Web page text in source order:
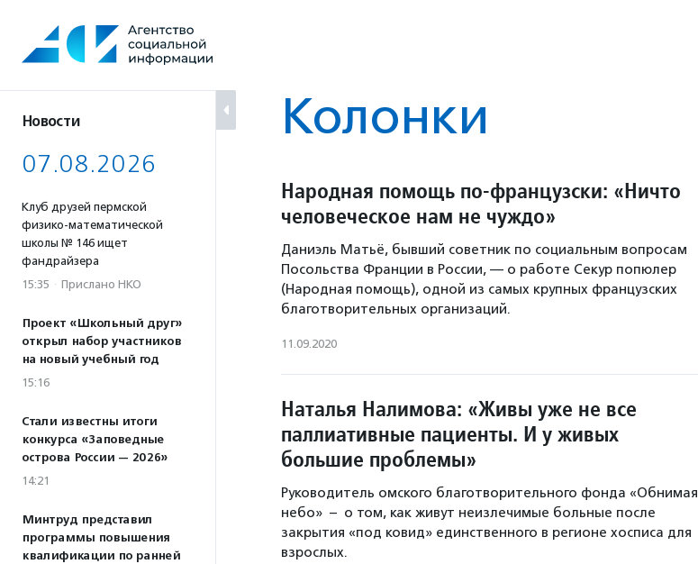
содержанию
Новости
07.08.2026
Клуб друзей пермской
физико-математической
школы № 146 ищет
фандрайзера
15:35 · Прислано НКО
Проект «Школьный друг»
открыл набор участников
на новый учебный год
15:16
Стали известны итоги
конкурса «Заповедные
острова России — 2026»
14:21
Минтруд представил
программы повышения
квалификации по ранней
Колонки
Народная помощь по-французски: «Ничто
человеческое нам не чуждо»
Даниэль Матьё, бывший советник по социальным вопросам
Посольства Франции в России, — о работе Секур попюлер
(Народная помощь), одной из самых крупных французских
благотворительных организаций.
11.09.2020
Наталья Налимова: «Живы уже не все
паллиативные пациенты. И у живых
большие проблемы»
Руководитель омского благотворительного фонда «Обнимая
небо» – о том, как живут неизлечимые больные после
закрытия «под ковид» единственного в регионе хосписа для
взрослых.